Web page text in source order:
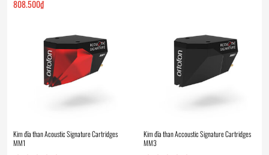
808.500₫
Kim đĩa than Acoustic Signature Cartridges
MM1
Kim đĩa than Accoustic Signature Cartridges
MM3